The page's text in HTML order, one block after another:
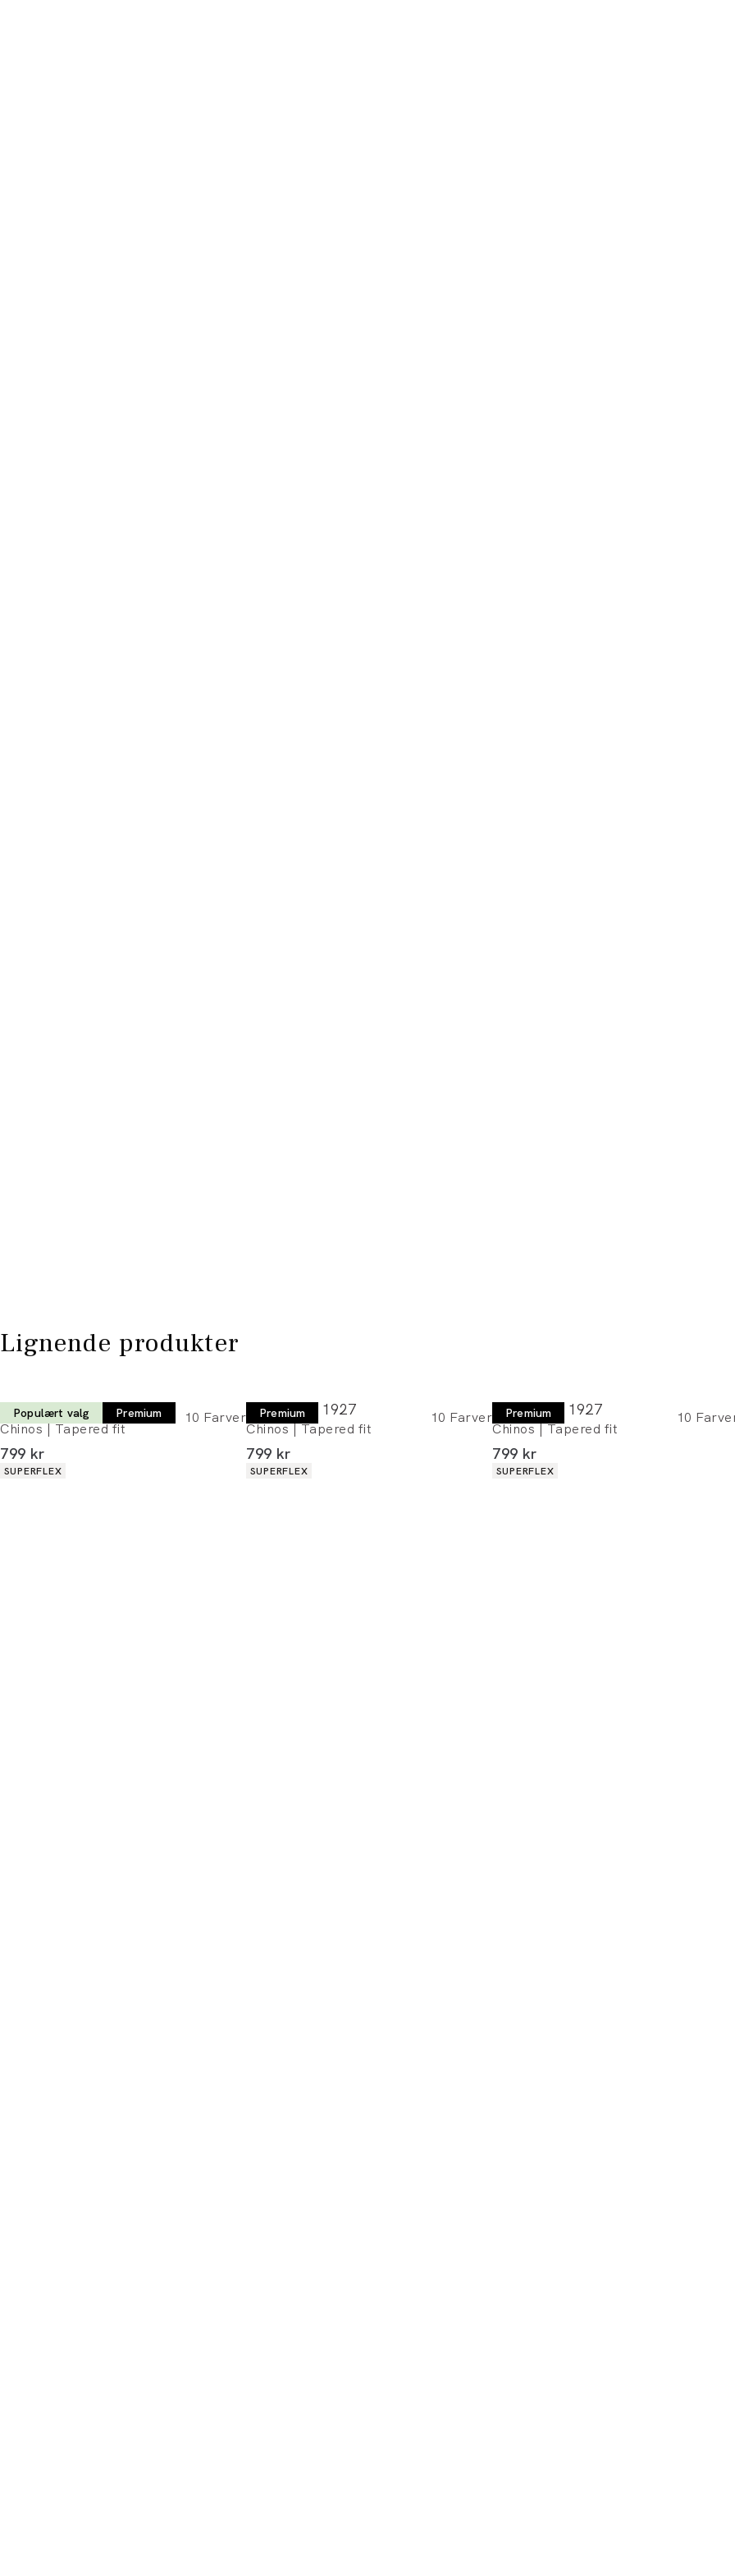
Lignende produkter
Populært valg Premium
Lindbergh 1927
Chinos | Tapered fit
10 Farver
I alt (inkl. rabat)
799 kr
Produkt egenskaber
SUPERFLEX
Premium
Lindbergh 1927
Chinos | Tapered fit
10 Farver
I alt (inkl. rabat)
799 kr
Produkt egenskaber
SUPERFLEX
Premium
Lindbergh 1927
Chinos | Tapered fit
10
I alt (inkl. rabat)
799 kr
Produkt egenskaber
SUPERFLEX